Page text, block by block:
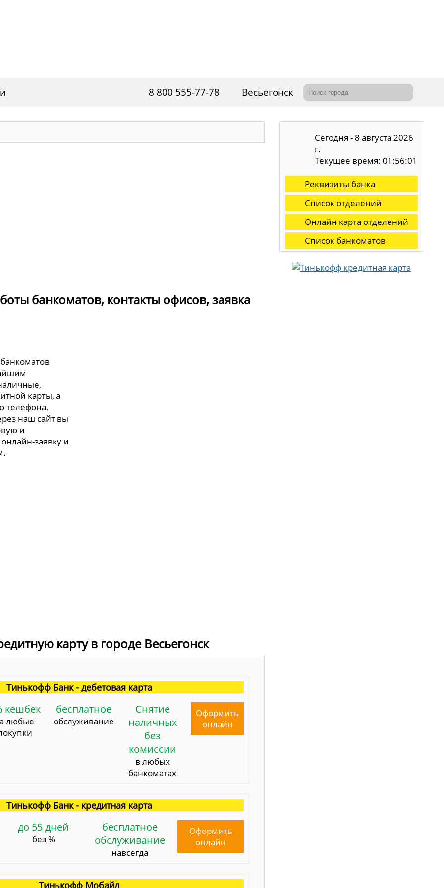
8 800 555-77-78 Весьегонск
банкоматов, контакты офисов, заявка
карты, а
телефона,
наш сайт вы
и
заявку и
карту в городе Весьегонск
Тинькофф Банк - дебетовая карта
кешбек
любые
бесплатное
обслуживание
Снятие
наличных
без
комиссии
в любых
банкоматах
Оформить
онлайн
Тинькофф Банк - кредитная карта
до 55 дней
без %
бесплатное
обслуживание
навсегда
Оформить
онлайн
Тинькофф Мобайл
Сегодня - 8 августа 2026
г.
Текущее время: 01:56:02
Реквизиты банка
Список отделений
Онлайн карта отделений
Список банкоматов